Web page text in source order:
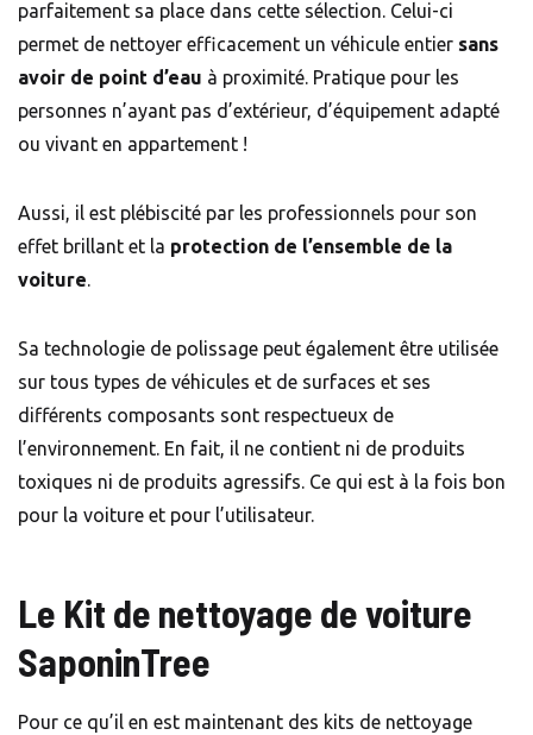
parfaitement sa place dans cette sélection. Celui-ci
permet de nettoyer efficacement un véhicule entier sans
avoir de point d’eau à proximité. Pratique pour les
personnes n’ayant pas d’extérieur, d’équipement adapté
ou vivant en appartement !
Aussi, il est plébiscité par les professionnels pour son
effet brillant et la protection de l’ensemble de la
voiture.
Sa technologie de polissage peut également être utilisée
sur tous types de véhicules et de surfaces et ses
différents composants sont respectueux de
l’environnement. En fait, il ne contient ni de produits
toxiques ni de produits agressifs. Ce qui est à la fois bon
pour la voiture et pour l’utilisateur.
Le Kit de nettoyage de voiture
SaponinTree
Pour ce qu’il en est maintenant des kits de nettoyage